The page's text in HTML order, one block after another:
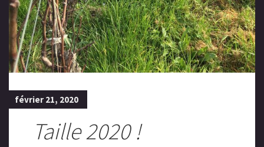
février 21, 2020
Taille 2020 !